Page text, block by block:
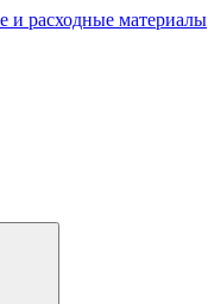
и расходные материалы